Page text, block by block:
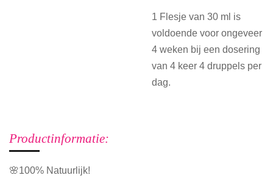
1 Flesje van 30 ml is
voldoende voor ongeveer
4 weken bij een dosering
van 4 keer 4 druppels per
dag.
Productinformatie:
🌸100% Natuurlijk!